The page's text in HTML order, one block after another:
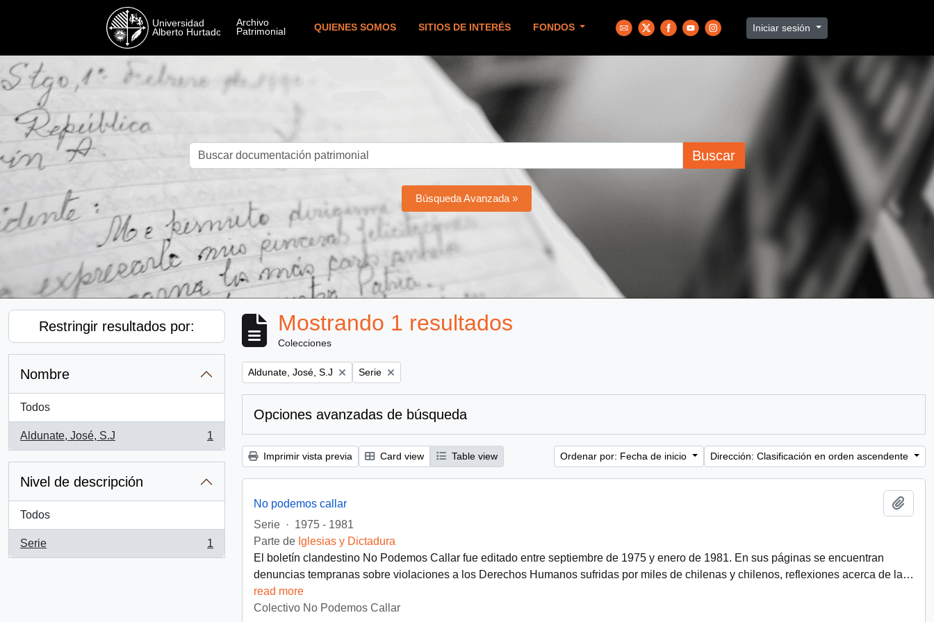
QUIENES SOMOS SITIOS DE INTERÉS FONDOS Iniciar sesión
Buscar
Búsqueda Avanzada »
Restringir resultados por:
Nombre
Todos
Aldunate, José, S.J
, 1 resultados
1
Nivel de descripción
Todos
Serie
, 1 resultados
1
Mostrando 1 resultados
Colecciones
Remove filter:
Aldunate, José, S.J Remove filter:
Serie
Opciones avanzadas de búsqueda
Imprimir vista previa Card view Table view Ordenar por: Fecha de inicio Dirección: Clasificación en orden ascendente
No podemos callar
Serie · 1975 - 1981
Parte de Iglesias y Dictadura
El boletín clandestino No Podemos Callar fue editado entre septiembre de 1975 y enero de 1981. En sus páginas se encuentran
denuncias tempranas sobre violaciones a los Derechos Humanos sufridas por miles de chilenas y chilenos, reflexiones acerca de la…
read more
Colectivo No Podemos Callar